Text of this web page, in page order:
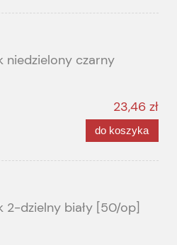
niedzielony czarny
23,46 zł
do koszyka
2-dzielny biały [50/op]